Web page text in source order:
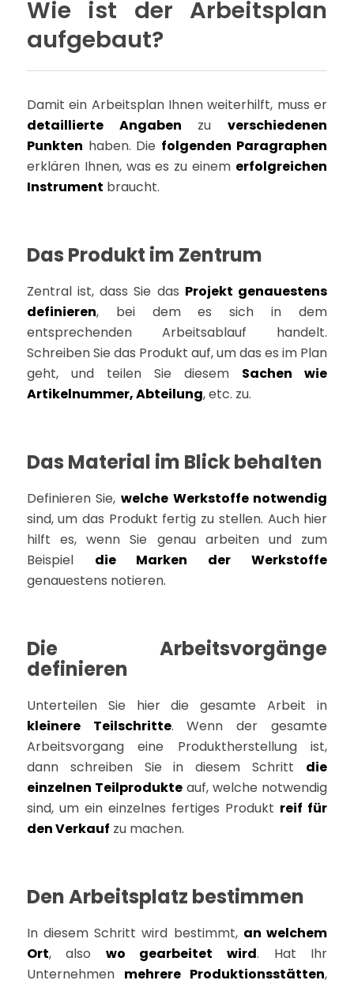
Wie ist der Arbeitsplan
aufgebaut?
Damit ein Arbeitsplan Ihnen weiterhilft, muss er
detaillierte Angaben zuverschiedenen
Punkten haben. Die folgenden Paragraphen
erklären Ihnen, was es zu einem erfolgreichen
Instrument braucht.
Das Produkt im Zentrum
Zentral ist, dass Sie das Projekt genauestens
definieren, bei dem es sich in dem
entsprechenden Arbeitsablauf handelt.
Schreiben Sie das Produkt auf, um das es im Plan
geht, und teilen Sie diesem Sachen wie
Artikelnummer, Abteilung, etc. zu.
Das Material im Blick behalten
Definieren Sie, welche Werkstoffe notwendig
sind, um das Produkt fertig zu stellen. Auch hier
hilft es, wenn Sie genau arbeiten und zum
Beispiel die Marken der Werkstoffe
genauestens notieren.
Die Arbeitsvorgänge
definieren
Unterteilen Sie hier die gesamte Arbeit in
kleinere Teilschritte. Wenn der gesamte
Arbeitsvorgang eine Produktherstellung ist,
dann schreiben Sie in diesem Schritt die
einzelnen Teilprodukteauf, welche notwendig
sind, um ein einzelnes fertiges Produkt reif für
den Verkauf zu machen.
Den Arbeitsplatz bestimmen
In diesem Schritt wird bestimmt, an welchem
Ort, also wo gearbeitet wird. Hat Ihr
Unternehmen mehrere Produktionsstätten,